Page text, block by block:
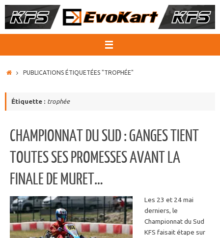
Passer
au
ACCUEIL
PUBLICATIONS ÉTIQUETÉES "TROPHÉE"
Étiquette : trophée
CHAMPIONNAT DU SUD : GANGES TIENT
TOUTES SES PROMESSES AVANT LA
FINALE DE MURET…
Les 23 et 24 mai
derniers, le
Championnat du Sud
KFS faisait étape sur